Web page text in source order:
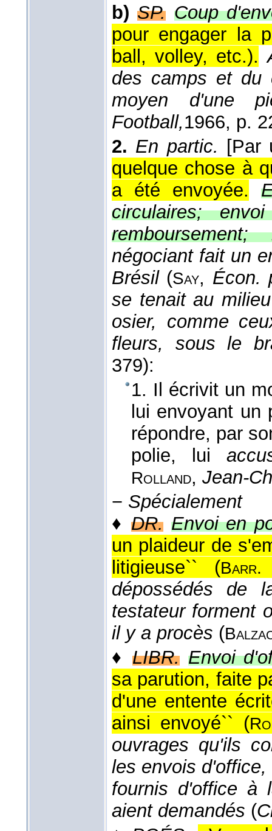
b) SP. Coup
pour engager la
ball, volley, etc.).
des camps et du
moyen d'une
Football,1966, p.
2. En partic. [Par
quelque chose à
a été envoyée.
circulaires;
négociant fait un
Brésil(Say, Écon.
se tenait au
osier, comme
fleurs, sous le
379):
1. Il écrivit un
lui envoyant un
répondre, par
polie, lui
Rolland, Jean-
− Spécialement
♦ DR. Envoi en
un plaideur de
litigieuse`` (
dépossédés de
testateur forment
il y a procès (
♦ LIBR. Envoi
sa parution, faite
d'une entente
ainsi envoyé`` (
ouvrages qu'ils
les envois
fournis d'office à
aient demandés (